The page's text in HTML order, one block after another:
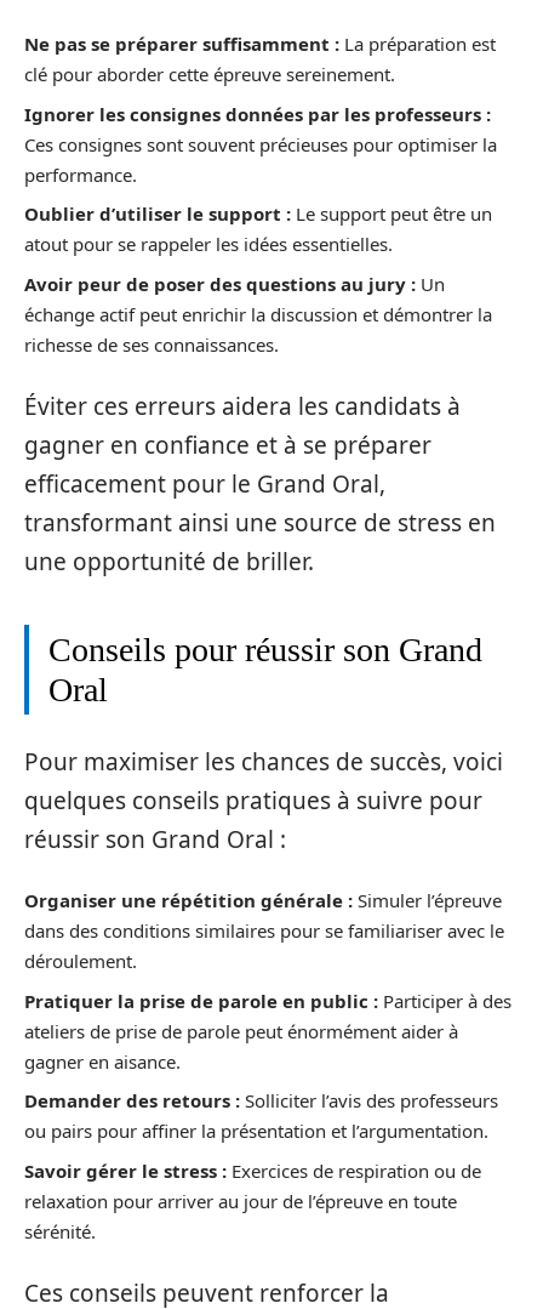
Ne pas se préparer suffisamment : La préparation est
clé pour aborder cette épreuve sereinement.
Ignorer les consignes données par les professeurs :
Ces consignes sont souvent précieuses pour optimiser la
performance.
Oublier d’utiliser le support : Le support peut être un
atout pour se rappeler les idées essentielles.
Avoir peur de poser des questions au jury : Un
échange actif peut enrichir la discussion et démontrer la
richesse de ses connaissances.
Éviter ces erreurs aidera les candidats à
gagner en confiance et à se préparer
efficacement pour le Grand Oral,
transformant ainsi une source de stress en
une opportunité de briller.
Conseils pour réussir son Grand
Oral
Pour maximiser les chances de succès, voici
quelques conseils pratiques à suivre pour
réussir son Grand Oral :
Organiser une répétition générale : Simuler l’épreuve
dans des conditions similaires pour se familiariser avec le
déroulement.
Pratiquer la prise de parole en public : Participer à des
ateliers de prise de parole peut énormément aider à
gagner en aisance.
Demander des retours : Solliciter l’avis des professeurs
ou pairs pour affiner la présentation et l’argumentation.
Savoir gérer le stress : Exercices de respiration ou de
relaxation pour arriver au jour de l’épreuve en toute
sérénité.
Ces conseils peuvent renforcer la